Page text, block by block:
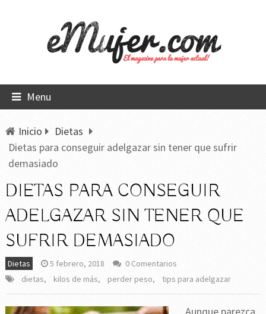
Menu
Inicio
Dietas
Dietas para conseguir adelgazar sin tener que sufrir
demasiado
DIETAS PARA CONSEGUIR
ADELGAZAR SIN TENER QUE
SUFRIR DEMASIADO
Dietas 5 febrero, 2018
0 Comentarios
dietas, kilos de más, perder peso, tips para adelgazar
Aunque parezca